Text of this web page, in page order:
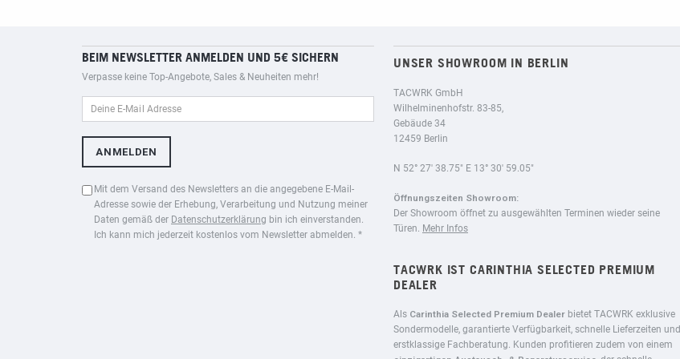
BEIM NEWSLETTER ANMELDEN UND 5€ SICHERN
Verpasse keine Top-Angebote, Sales & Neuheiten mehr!
Mit dem Versand des Newsletters an die angegebene E-Mail-
Adresse sowie der Erhebung, Verarbeitung und Nutzung meiner
Daten gemäß der Datenschutzerklärung bin ich einverstanden.
Ich kann mich jederzeit kostenlos vom Newsletter abmelden. *
UNSER SHOWROOM IN BERLIN
TACWRK GmbH
Wilhelminenhofstr. 83-85,
Gebäude 34
12459 Berlin
N 52° 27′ 38.75″ E 13° 30′ 59.05″
Öffnungszeiten Showroom:
Der Showroom öffnet zu ausgewählten Terminen wieder seine
Türen. Mehr Infos
TACWRK IST CARINTHIA SELECTED PREMIUM
DEALER
Als Carinthia Selected Premium Dealer bietet TACWRK exklusive
Sondermodelle, garantierte Verfügbarkeit, schnelle Lieferzeiten und
erstklassige Fachberatung. Kunden profitieren zudem von einem